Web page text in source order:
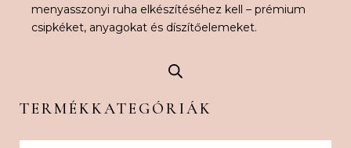
menyasszonyi ruha elkészítéséhez kell – prémium
csipkéket, anyagokat és díszítőelemeket.
TERMÉKKATEGÓRIÁK